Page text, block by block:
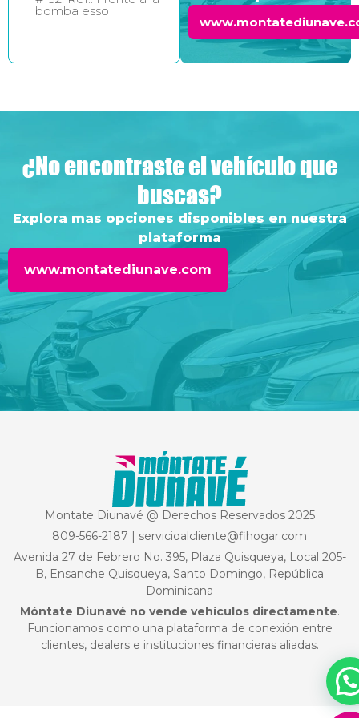
bomba esso
¿No encontraste el vehículo que
buscas?
Explora mas opciones disponibles en nuestra
plataforma
www.montatediunave.com
Montate Diunavé @ Derechos Reservados 2025
809-566-2187 | servicioalcliente@fihogar.com
Avenida 27 de Febrero No. 395, Plaza Quisqueya, Local 205-
B, Ensanche Quisqueya, Santo Domingo, República
Dominicana
Móntate Diunavé no vende vehículos directamente.
Funcionamos como una plataforma de conexión entre
clientes, dealers e instituciones financieras aliadas.